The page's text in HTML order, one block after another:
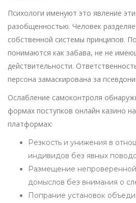
Психологи именуют это явление
разобщенностью. Человек
собственной системы принципов.
понимаются как забава, не не
действительности.
персона замаскирована за
Ослабление самоконтроля
формах поступков онлайн казино
платформах:
Резкость и унижения в
индивидов без явных
Размещение
домыслов без внимания о
Попрание установок